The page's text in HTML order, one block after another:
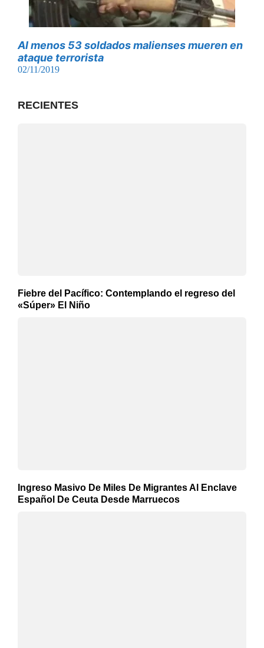
Al menos 53 soldados malienses mueren en
ataque terrorista
02/11/2019
RECIENTES
Fiebre del Pacífico: Contemplando el regreso del
«Súper» El Niño
Ingreso Masivo De Miles De Migrantes Al Enclave
Español De Ceuta Desde Marruecos